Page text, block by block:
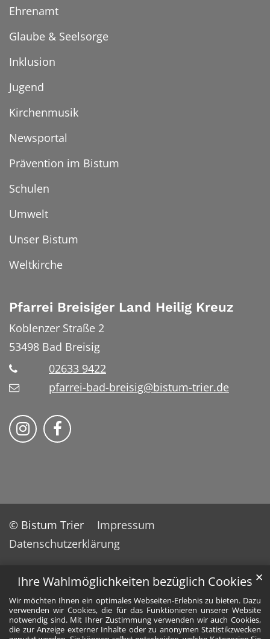
Ihre Wahlmöglichkeiten bezüglich Cookies
Wir möchten Ihnen ein optimales Webseiten-Erlebnis zu bieten. Dazu
verwenden wir Cookies, die für das Funktionieren unserer Website
notwendig sind. Mit Ihrer Zustimmung verwenden wir auch Cookies,
die zur Anzeige externer Inhalte oder zu anonymen Statistikzwecken
✕
Ehrenamt
Glaube & Seelsorge
Inklusion
Jugend
Kirchenmusik
Newsportal
Prävention im Bistum
Schulen
Umwelt
Unser Bistum
Weltkirche
Pfarrei Breisiger Land Heilig Kreuz
Koblenzer Straße 2
53498 Bad Breisig
02633 9422
pfarrei-bad-breisig@bistum-trier.de
Folge uns auf Instragram
Folge uns auf Facebook
© Bistum Trier
Impressum
Datenschutzerklärung